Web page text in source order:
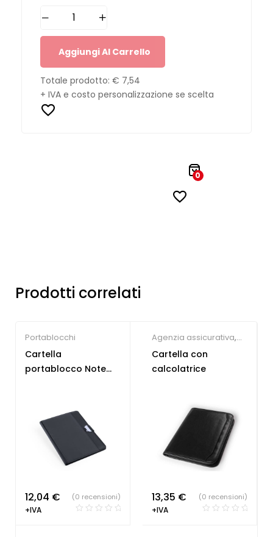
Aggiungi Al Carrello
Totale prodotto: € 7,54
+ IVA e costo personalizzazione se scelta
0
Prodotti correlati
Portablocchi
Cartella
portablocco Note
12,04 €
+IVA
(0 recensioni)
Agenzia assicurativa,
Gadget per congressi
Sindacati Portablocchi
Cartella con
calcolatrice
13,35 €
+IVA
(0 recensioni)